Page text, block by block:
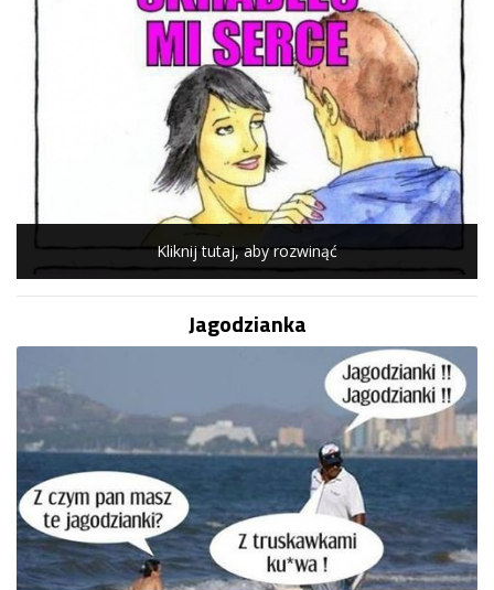
Kliknij tutaj, aby rozwinąć
Jagodzianka